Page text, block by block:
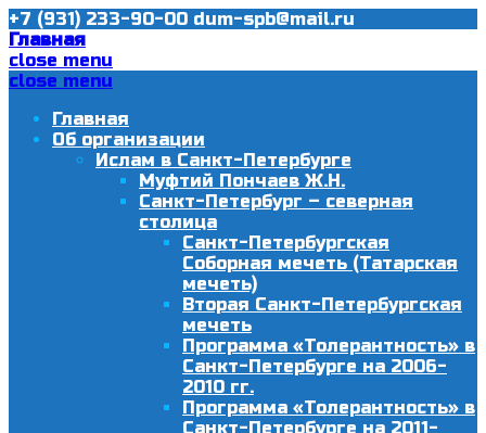
+7 (931) 233-90-00 dum-spb@mail.ru
Главная
close menu
close menu
Главная
Об организации
Ислам в Санкт-Петербурге
Муфтий Пончаев Ж.Н.
Санкт-Петербург – северная
столица
Санкт-Петербургская
Соборная мечеть (Татарская
мечеть)
Вторая Санкт-Петербургская
мечеть
Программа «Толерантность» в
Санкт-Петербурге на 2006-
2010 гг.
Программа «Толерантность» в
Санкт-Петербурге на 2011-